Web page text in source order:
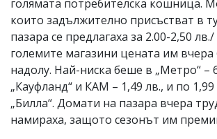
голямата потребителска кошница.
които задължително присъстват в
пазара се предлагаха за 2.00-2,50
големите магазини цената им
надолу. Най-ниска беше в „Метро“ –
„Кауфланд“ и КАМ – 1,49 лв., и по
„Билла“. Домати на пазара вчера
намираха, защото сезонът им